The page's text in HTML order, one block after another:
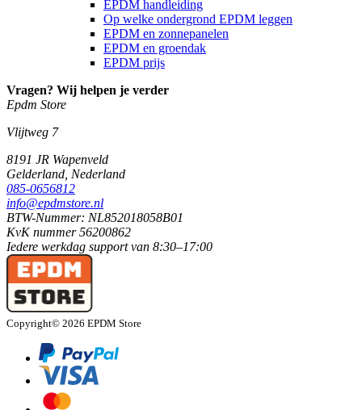
EPDM handleiding
Op welke ondergrond EPDM leggen
EPDM en zonnepanelen
EPDM en groendak
EPDM prijs
Vragen? Wij helpen je verder
Epdm Store
Vlijtweg 7
8191 JR Wapenveld
Gelderland, Nederland
085-0656812
info@epdmstore.nl
BTW-Nummer: NL852018058B01
KvK nummer 56200862
Iedere werkdag support van 8:30–17:00
Copyright© 2026 EPDM Store